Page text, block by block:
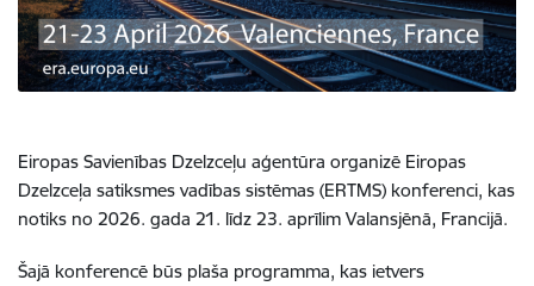
Eiropas Savienības Dzelzceļu aģentūra organizē Eiropas
Dzelzceļa satiksmes vadības sistēmas (ERTMS) konferenci, kas
notiks no 2026. gada 21. līdz 23. aprīlim Valansjēnā, Francijā.
Šajā konferencē būs plaša programma, kas ietvers